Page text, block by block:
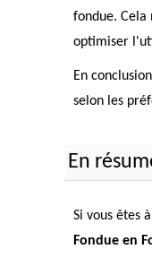
fondue.
optimiser
En
selon les
En
Si vous êtes
Fondue en